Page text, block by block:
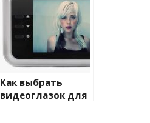
Как выбрать
видеоглазок для